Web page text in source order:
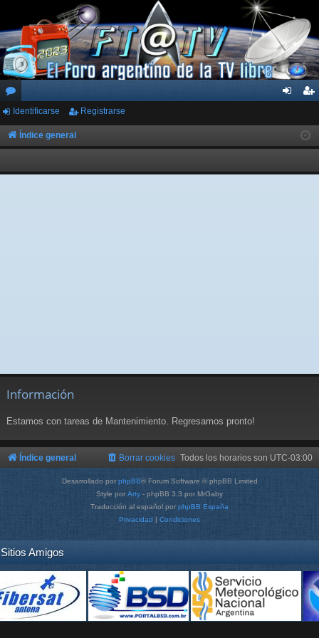
or
os
ar
ist
rs
Identificarse Registrarse
Índice general
Información
Estamos con tareas de Mantenimiento. Regresamos pronto!
Índice general Todos los horarios son UTC-03:00
Borrar cookies
Desarrollado por phpBB® Forum Software © phpBB Limited
Style por Arty - phpBB 3.3 por MrGaby
Traducción al español por phpBB España
Privacidad | Condiciones
Sitios Amigos